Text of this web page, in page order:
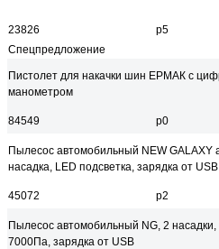
23826 р5
Спецпредложение
Пистолет для накачки шин ЕРМАК с
манометром
84549 р0
Пылесос автомобильный NEW GALAXY
насадка, LED подсветка, зарядка от USB
45072 р2
Пылесос автомобильный NG, 2
7000Па, зарядка от USB